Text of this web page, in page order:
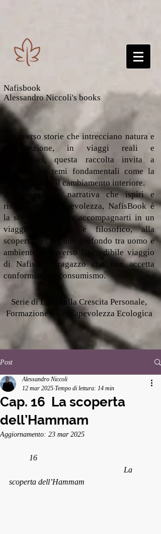
Nafisbook
Alessandro Niccoli's books
Attraverso storie che intrecciano natura e
introspezione, in viaggi reali e
immaginari, questa raccolta invita a
riflettere su temi fondamentali come la
sostenibilità e il cambiamento interiore.
Se cerchi una narrativa che ispiri e
risvegli la consapevolezza, NafisBook è
la scelta ideale per accompagnarti in un
viaggio spirituale e filosofico, alla
scoperta del legame profondo tra uomo e
ambiente, attraverso l'incredibile viaggio
di Nafis, un ragazzo che non accetta
conformismo e consumismo.
Serie di Libri sulla Crescita Personale,
Formazione e Consapevolezza Ecologica
Post
Cap. 16 La scoperta
dell’Hammam
Alessandro Niccoli
12 mar 2025 Tempo di lettura: 14 min
Aggiornamento: 23 mar 2025
	16
scoperta dell’Hammam